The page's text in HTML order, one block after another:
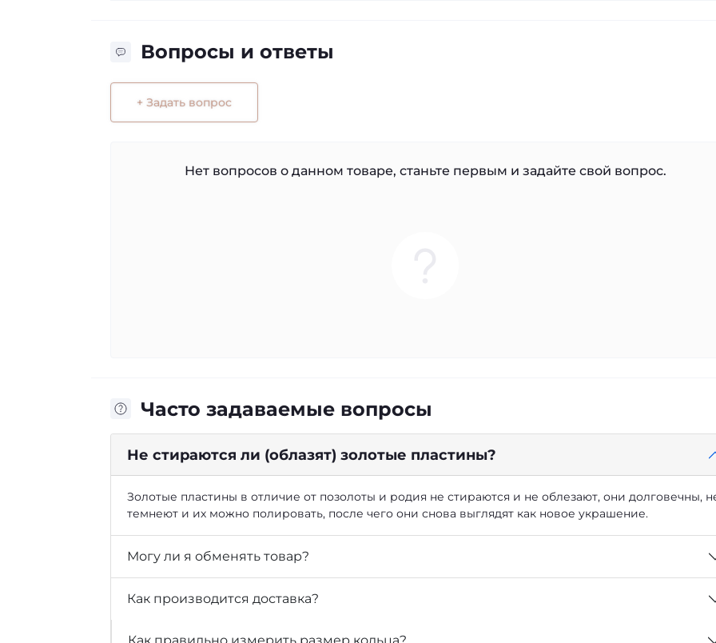
Вопросы и ответы
+ Задать вопрос
Нет вопросов о данном товаре, станьте первым и задайте свой вопрос.
Часто задаваемые вопросы
Не стираются ли (облазят) золотые пластины?
Золотые пластины в отличие от позолоты и родия не стираются и не облезают, они долговечны,
темнеют и их можно полировать, после чего они снова выглядят как новое украшение.
Могу ли я обменять товар?
Как производится доставка?
Как правильно измерить размер кольца?